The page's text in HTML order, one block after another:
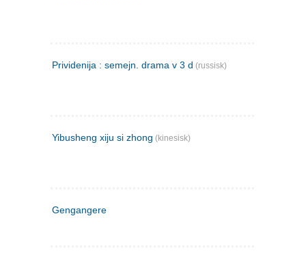
Prividenija : semejn. drama v 3 d (russisk)
Yibusheng xiju si zhong (kinesisk)
Gengangere